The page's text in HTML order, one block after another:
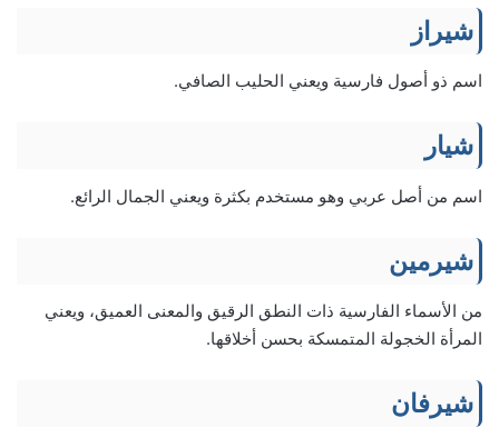
شيراز
اسم ذو أصول فارسية ويعني الحليب الصافي.
شيار
اسم من أصل عربي وهو مستخدم بكثرة ويعني الجمال الرائع.
شيرمين
من الأسماء الفارسية ذات النطق الرقيق والمعنى العميق، ويعني
المرأة الخجولة المتمسكة بحسن أخلاقها.
شيرفان